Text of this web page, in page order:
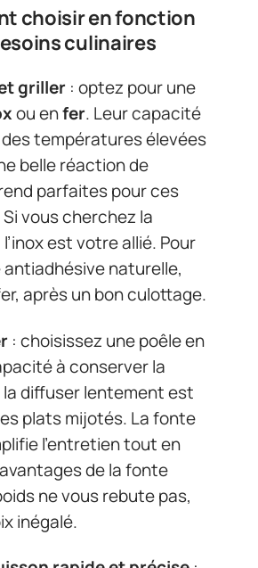
choisir en fonction
culinaires
griller : optez pour une
ou enfer. Leur capacité
températures élevées
belle réaction de
parfaites pour ces
vous cherchez la
est votre allié. Pour
naturelle,
après un bon culottage.
: choisissez une poêle en
à conserver la
diffuser lentement est
plats mijotés. La fonte
l’entretien tout en
de la fonte
ne vous rebute pas,
inégalé.